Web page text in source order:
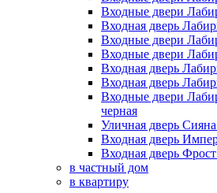
Входные двери
Входная дверь
Входные двери
Входные двери
Входная дверь
Входная дверь
Входные двери
черная
Уличная дверь
Входная дверь
Входная дверь
в частный дом
в квартиру